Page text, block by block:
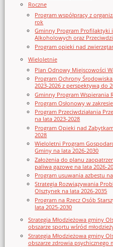
Roczne
Program współpracy z
rok
Gminny Program Profilaktyki
Alkoholowych oraz
Program opieki nad
Wieloletnie
Plan Odnowy Miejscowości
Program Ochrony
2023-2026 z perspektywą do
Gminny Program Wspierania
Program Osłonowy w
Program Przeciwdziałania
na lata 2023-2028
Program Opieki nad
2028
Wieloletni Program
Gminy na lata 2026-2030
Założenia do planu
paliwa gazowe na lata 2026-
Program usuwania azbestu
Strategia Rozwiązywania
Olsztynek na lata 2026-2035
Program na Rzecz Osób
lata 2025-2030
Strategia Młodzieżowa gminy
obszarze sportu wśród
Strategia Młodzieżowa gminy
obszarze zdrowia psychicznego